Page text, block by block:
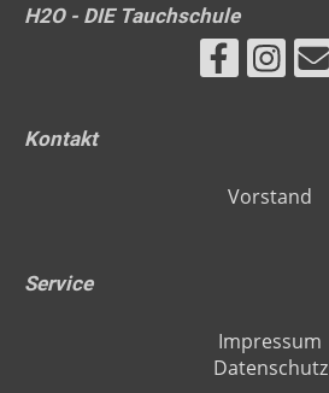
H2O - DIE Tauchschule
Kontakt
Vorstand
Service
Impressum
Datenschutz